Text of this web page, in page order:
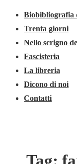
Biobibliografia
Trenta giorni
Nello scrigno
Fascisteria
La libreria
Dicono di noi
Contatti